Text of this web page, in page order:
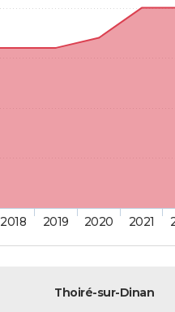
2018 2019 2020 2021
Thoiré-sur-Dinan